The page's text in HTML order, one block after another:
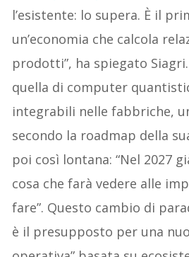
l’esistente: lo supera. È il
un’economia che calcola
prodotti”, ha spiegato
quella di computer
integrabili nelle fabbriche,
secondo la roadmap della
poi così lontana: “Nel 2027
cosa che farà vedere alle
fare”. Questo cambio di
è il presupposto per una